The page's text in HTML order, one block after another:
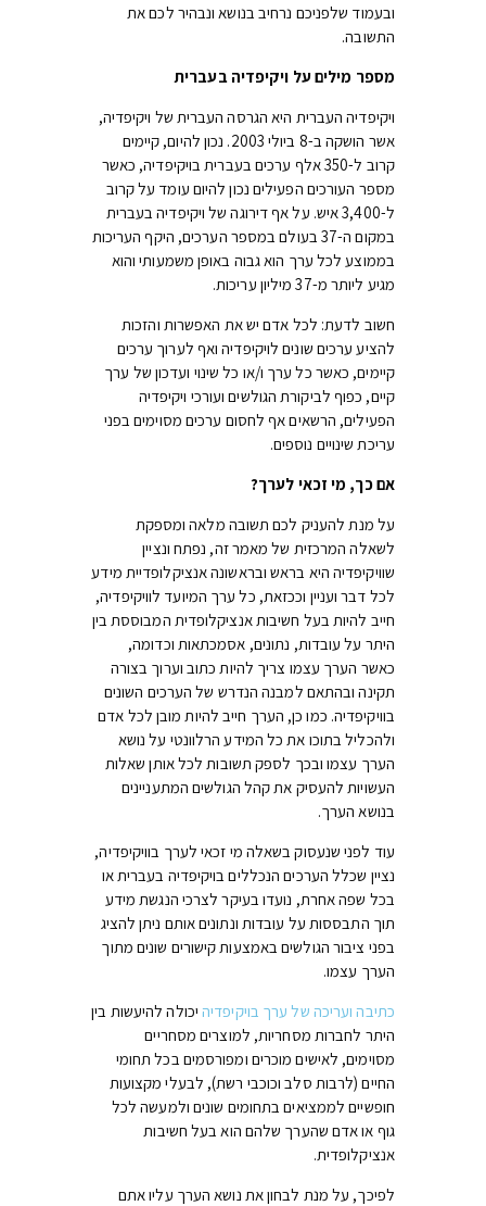
ובעמוד שלפניכם נרחיב בנושא ונבהיר לכם את
התשובה.
מספר מילים על ויקיפדיה בעברית
ויקיפדיה העברית היא הגרסה העברית של ויקיפדיה,
אשר הושקה ב-8 ביולי 2003. נכון להיום, קיימים
קרוב ל-350 אלף ערכים בעברית בויקיפדיה, כאשר
מספר העורכים הפעילים נכון להיום עומד על קרוב
ל-3,400 איש. על אף דירוגה של ויקיפדיה בעברית
במקום ה-37 בעולם במספר הערכים, היקף העריכות
בממוצע לכל ערך הוא גבוה באופן משמעותי והוא
מגיע ליותר מ-37 מיליון עריכות.
חשוב לדעת: לכל אדם יש את האפשרות והזכות
להציע ערכים שונים לויקיפדיה ואף לערוך ערכים
קיימים, כאשר כל ערך ו/או כל שינוי ועדכון של ערך
קיים, כפוף לביקורת הגולשים ועורכי ויקיפדיה
הפעילים, הרשאים אף לחסום ערכים מסוימים בפני
עריכת שינויים נוספים.
אם כך, מי זכאי לערך?
על מנת להעניק לכם תשובה מלאה ומספקת
לשאלה המרכזית של מאמר זה, נפתח ונציין
שוויקיפדיה היא בראש ובראשונה אנציקלופדיית מידע
לכל דבר ועניין וככזאת, כל ערך המיועד לוויקיפדיה,
חייב להיות בעל חשיבות אנציקלופדית המבוססת בין
היתר על עובדות, נתונים, אסמכתאות וכדומה,
כאשר הערך עצמו צריך להיות כתוב וערוך בצורה
תקינה ובהתאם למבנה הנדרש של הערכים השונים
בוויקיפדיה. כמו כן, הערך חייב להיות מובן לכל אדם
ולהכליל בתוכו את כל המידע הרלוונטי על נושא
הערך עצמו ובכך לספק תשובות לכל אותן שאלות
העשויות להעסיק את קהל הגולשים המתעניינים
בנושא הערך.
עוד לפני שנעסוק בשאלה מי זכאי לערך בוויקיפדיה,
נציין שכלל הערכים הנכללים בויקיפדיה בעברית או
בכל שפה אחרת, נועדו בעיקר לצרכי הנגשת מידע
תוך התבססות על עובדות ונתונים אותם ניתן להציג
בפני ציבור הגולשים באמצעות קישורים שונים מתוך
הערך עצמו.
כתיבה ועריכה של ערך בויקיפדיהיכולה להיעשות בין
היתר לחברות מסחריות, למוצרים מסחריים
מסוימים, לאישים מוכרים ומפורסמים בכל תחומי
החיים (לרבות סלב וכוכבי רשת), לבעלי מקצועות
חופשיים לממציאים בתחומים שונים ולמעשה לכל
גוף או אדם שהערך שלהם הוא בעל חשיבות
אנציקלופדית.
לפיכך, על מנת לבחון את נושא הערך עליו אתם